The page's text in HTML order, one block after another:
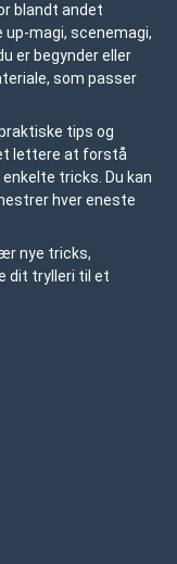
blandt andet
magi, scenemagi,
er begynder eller
som passer
tips og
lettere at forstå
tricks. Du kan
hver eneste
nye tricks,
dit trylleri til et